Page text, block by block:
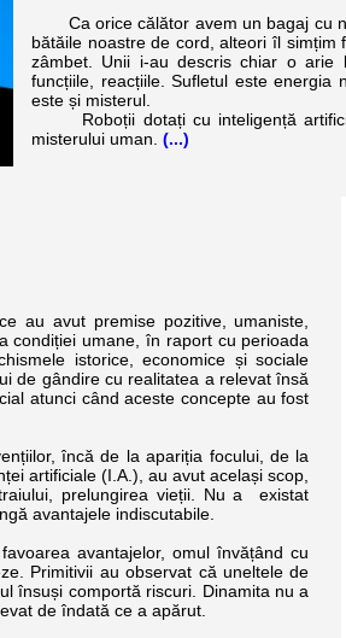
Ca orice călător avem un bagaj cu
bătăile noastre de cord, alteori îl
zâmbet. Unii i-au descris chiar o arie
funcțiile, reacțiile. Sufletul este
este și misterul.
Roboții dotați cu inteligență
misterului uman.(...)
avut premise pozitive, umaniste,
condiției umane, în raport cu perioada
istorice, economice și sociale
de gândire cu realitatea a relevat însă
atunci când aceste concepte au fost
încă de la apariția focului, de la
artificiale (I.A.), au avut același scop,
prelungirea vieții. Nu a existat
avantajele indiscutabile.
avantajelor, omul învățând cu
Primitivii au observat că uneltele de
însuși comportă riscuri. Dinamita nu a
de îndată ce a apărut.